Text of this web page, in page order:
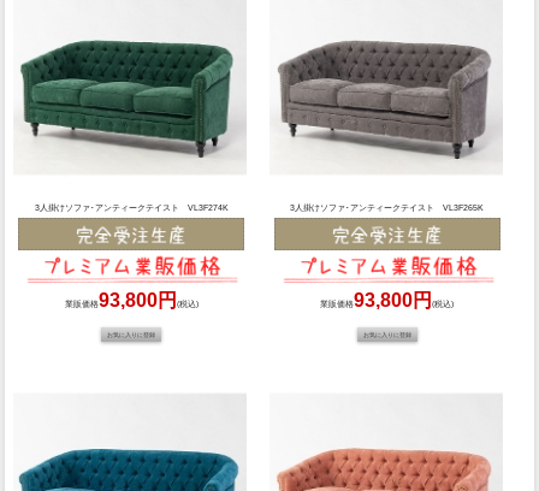
3人掛けソファ･アンティークテイスト VL3F274K
業販価格93,800円 (税込)
3人掛けソファ･アンティークテイスト VL3F265K
業販価格93,800円(税込)